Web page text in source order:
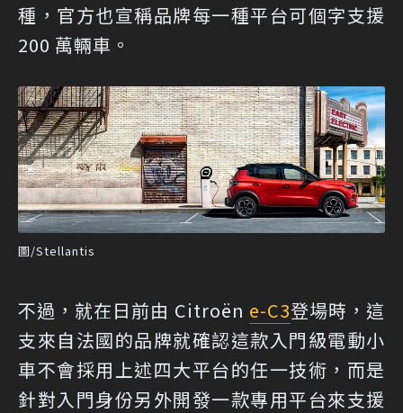
種，官方也宣稱品牌每一種平台可個字支援
200 萬輛車。
圖/Stellantis
不過，就在日前由 Citroën e-C3登場時，這
支來自法國的品牌就確認這款入門級電動小
車不會採用上述四大平台的任一技術，而是
針對入門身份另外開發一款專用平台來支援